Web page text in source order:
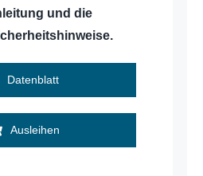
und die
Datenblatt
Ausleihen